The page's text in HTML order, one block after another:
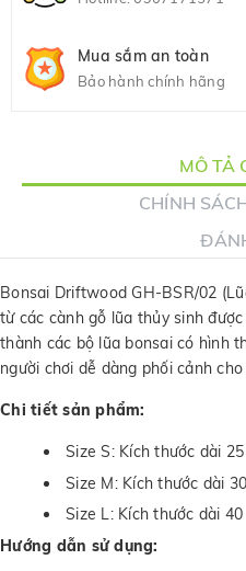
Mua sắm an toàn
Bảo hành chính hãng
MÔ TẢ
CHÍNH
Bonsai Driftwood GH-BSR/02
từ các cành gỗ lũa thủy sinh
thành các bộ lũa bonsai có hình
người chơi dễ dàng phối cảnh
Chi tiết sản phẩm:
Size S: Kích thước dài
Size M: Kích thước dài
Size L: Kích thước dài
Hướng dẫn sử dụng: